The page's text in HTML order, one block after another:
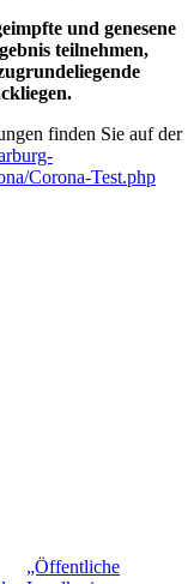
und genesene
teilnehmen,
finden Sie auf der
Corona-Test.php
„Öffentliche